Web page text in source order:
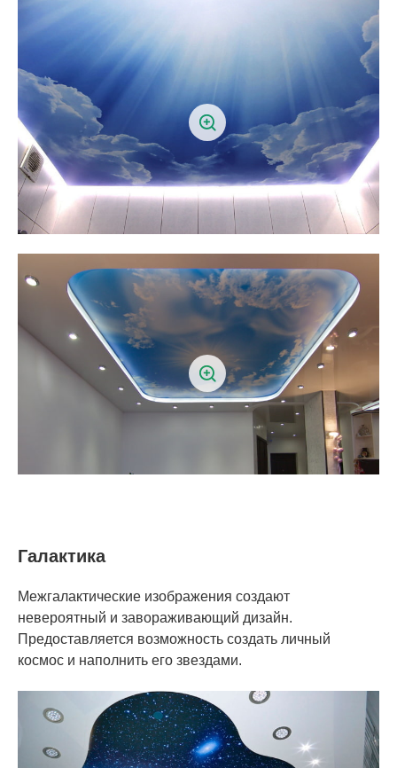
Галактика
Межгалактические изображения создают
невероятный и завораживающий дизайн.
Предоставляется возможность создать личный
космос и наполнить его звездами.